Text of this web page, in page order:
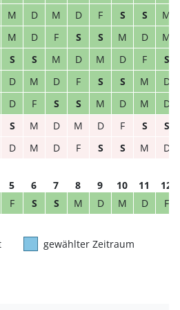
M D M D F S S
M
M D F S S M D
M
S S M D M D F
S
D M D F S S M
D
D F S S M D M
D
S M D M D F S
S
D M D F S S M D
5 6 7 8 9 10 11
12
F S S M D M D F
gewählter Zeitraum